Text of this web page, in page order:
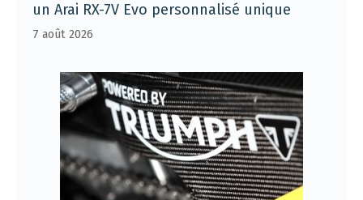
un Arai RX-7V Evo personnalisé unique
7 août 2026